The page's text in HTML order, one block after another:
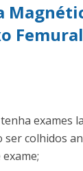
Femural
exames
ser colhidos